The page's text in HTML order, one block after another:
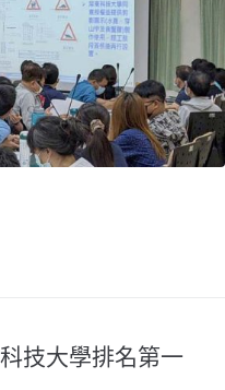
技大學排名第一